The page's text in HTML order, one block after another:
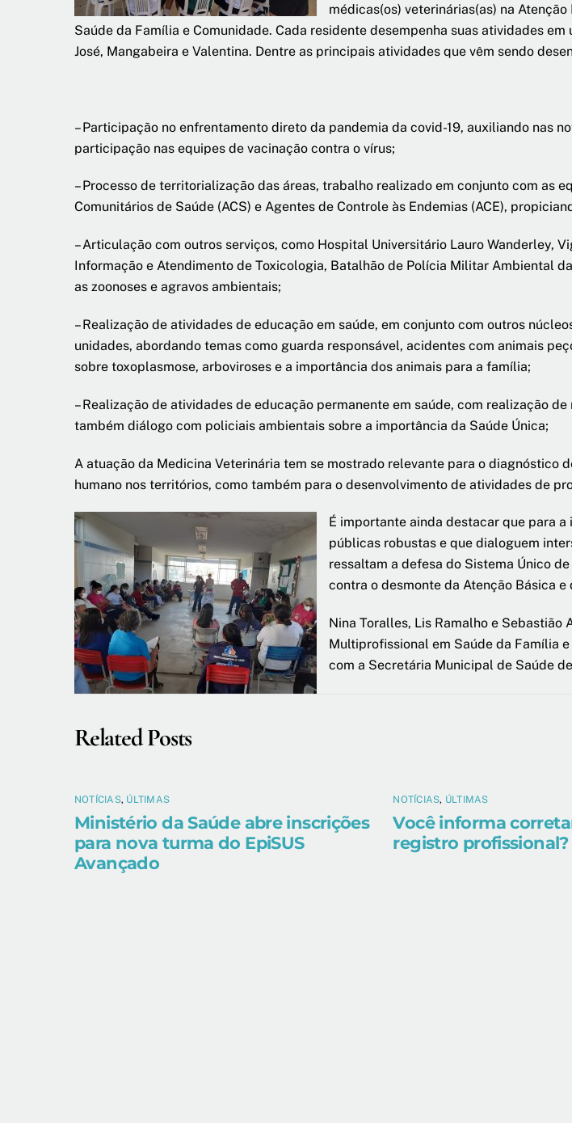
médicas(os) veterinárias(as) na
Saúde da Família e Comunidade. Cada residente desempenha suas atividades
José, Mangabeira e Valentina. Dentre as principais atividades que vêm sendo
– Participação no enfrentamento direto da pandemia da covid-19, auxiliando nas
participação nas equipes de vacinação contra o vírus;
– Processo de territorialização das áreas, trabalho realizado em conjunto com as
Comunitários de Saúde (ACS) e Agentes de Controle às Endemias (ACE),
– Articulação com outros serviços, como Hospital Universitário Lauro Wanderley,
Informação e Atendimento de Toxicologia, Batalhão de Polícia Militar Ambiental
as zoonoses e agravos ambientais;
– Realização de atividades de educação em saúde, em conjunto com outros
unidades, abordando temas como guarda responsável, acidentes com animais
sobre toxoplasmose, arboviroses e a importância dos animais para a família;
– Realização de atividades de educação permanente em saúde, com realização
também diálogo com policiais ambientais sobre a importância da Saúde Única;
A atuação da Medicina Veterinária tem se mostrado relevante para o diagnóstico
humano nos territórios, como também para o desenvolvimento de atividades de
É importante ainda destacar que para
públicas robustas e que dialoguem
ressaltam a defesa do Sistema Único
contra o desmonte da Atenção Básica e
Nina Toralles, Lis Ramalho e Sebastião
Multiprofissional em Saúde da Família
com a Secretária Municipal de Saúde de
Related Posts
NOTÍCIAS, ÚLTIMAS
Ministério da Saúde abre inscrições
para nova turma do EpiSUS
Avançado
NOTÍCIAS, ÚLTIMAS
Você informa
registro profissional?